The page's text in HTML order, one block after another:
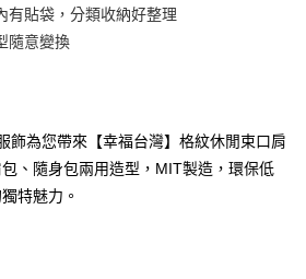
含以上)免運費
有貼袋，分類收納好整理
隨意變換
飾為您帶來【幸福台灣】格紋休閒束口肩
、隨身包兩用造型，MIT製造，環保低
特魅力。